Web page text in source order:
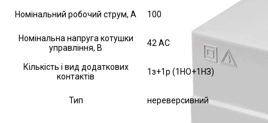
Номінальний робочий струм, А 100
Номінальна напруга котушки
управління, В
42 AC
Кількість і вид додаткових
контактів
1з+1р (1НО+1НЗ)
Тип нереверсивний